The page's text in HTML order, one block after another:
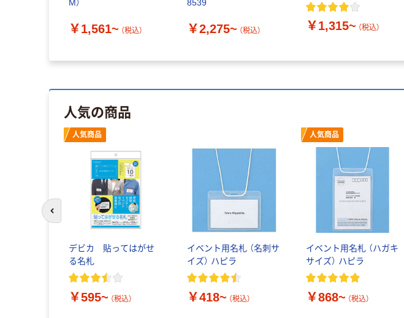
M）
￥1,561~ （税込）
8539
￥2,275~ （税込） ￥1,315~ （税込）
人気の商品
人気商品
デビカ 貼ってはがせ
る名札
￥595~ （税込）
イベント用名札 （名刺サ
イズ） ハピラ
￥418~ （税込）
人気商品
イベント用名札 （ハガキ
サイズ） ハピラ
￥868~ （税込）
前のスライドへ